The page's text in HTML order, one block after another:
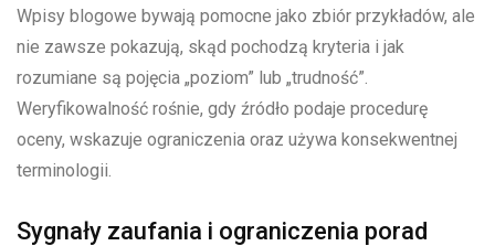
Wpisy blogowe bywają pomocne jako zbiór przykładów, ale
nie zawsze pokazują, skąd pochodzą kryteria i jak
rozumiane są pojęcia „poziom” lub „trudność”.
Weryfikowalność rośnie, gdy źródło podaje procedurę
oceny, wskazuje ograniczenia oraz używa konsekwentnej
terminologii.
Sygnały zaufania i ograniczenia porad